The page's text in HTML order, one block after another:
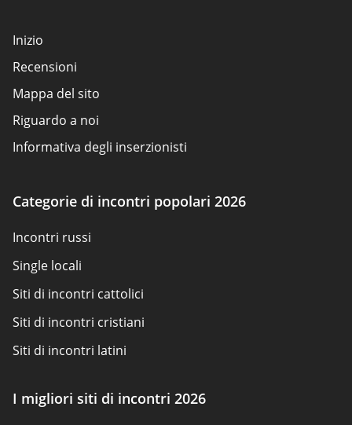
Inizio
Recensioni
Mappa del sito
Riguardo a noi
Informativa degli inserzionisti
Politica sui cookie
Categorie di incontri popolari 2026
Incontri russi
Single locali
Siti di incontri cattolici
Siti di incontri cristiani
Siti di incontri latini
Siti scambisti
I migliori siti di incontri 2026